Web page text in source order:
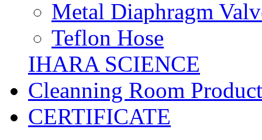
Metal Diaphragm
Teflon Hose
IHARA SCIENCE
Cleanning Room
CERTIFICATE